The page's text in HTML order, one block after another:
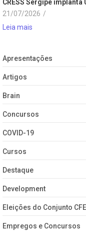
CRESS Sergipe
21/07/2026 /
Leia mais
Apresentações
Artigos
Brain
Concursos
COVID-19
Cursos
Destaque
Development
Eleições do Conjunto
Empregos e Concursos